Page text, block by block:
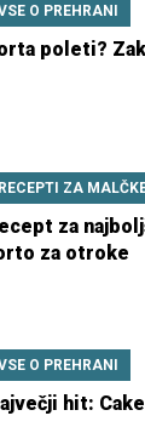
O PREHRANI
poleti?
RECEPTI ZA
za
za otroke
O PREHRANI
hit: